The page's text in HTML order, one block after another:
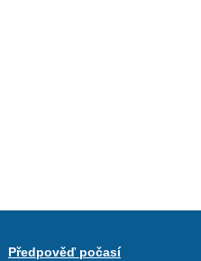
Předpověď počasí